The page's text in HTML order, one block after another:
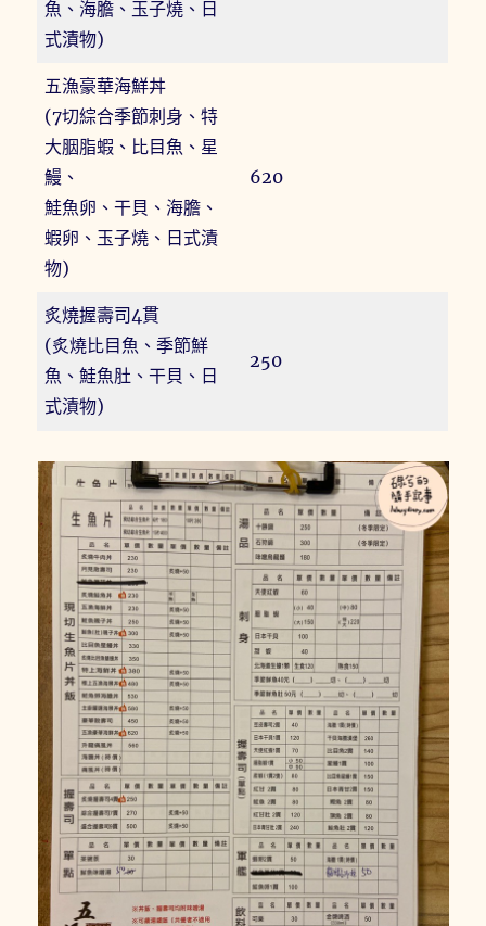
魚、海膽、玉子燒、日
式漬物)
五漁豪華海鮮丼
(7切綜合季節刺身、特
大胭脂蝦、比目魚、星
鰻、
鮭魚卵、干貝、海膽、
蝦卵、玉子燒、日式漬
物)
620
炙燒握壽司4貫
(炙燒比目魚、季節鮮
魚、鮭魚肚、干貝、日
式漬物)
250